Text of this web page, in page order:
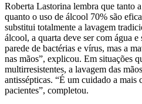
Roberta Lastorina lembra que tanto
quanto o uso de álcool 70% são
substitui totalmente a lavagem
álcool, a quarta deve ser com água e
parede de bactérias e vírus, mas a
nas mãos”, explicou. Em situações
multirresistentes, a lavagem das
antissépticas. “É um cuidado a mais
pacientes”, completou.